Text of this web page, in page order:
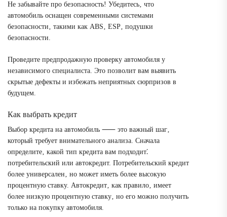
Не забывайте про безопасность! Убедитесь‚ что
автомобиль оснащен современными системами
безопасности‚ такими как ABS‚ ESP‚ подушки
безопасности.
Проведите предпродажную проверку автомобиля у
независимого специалиста. Это позволит вам выявить
скрытые дефекты и избежать неприятных сюрпризов в
будущем.
Как выбрать кредит
Выбор кредита на автомобиль ⸺ это важный шаг‚
который требует внимательного анализа. Сначала
определите‚ какой тип кредита вам подходит⁚
потребительский или автокредит. Потребительский кредит
более универсален‚ но может иметь более высокую
процентную ставку. Автокредит‚ как правило‚ имеет
более низкую процентную ставку‚ но его можно получить
только на покупку автомобиля.